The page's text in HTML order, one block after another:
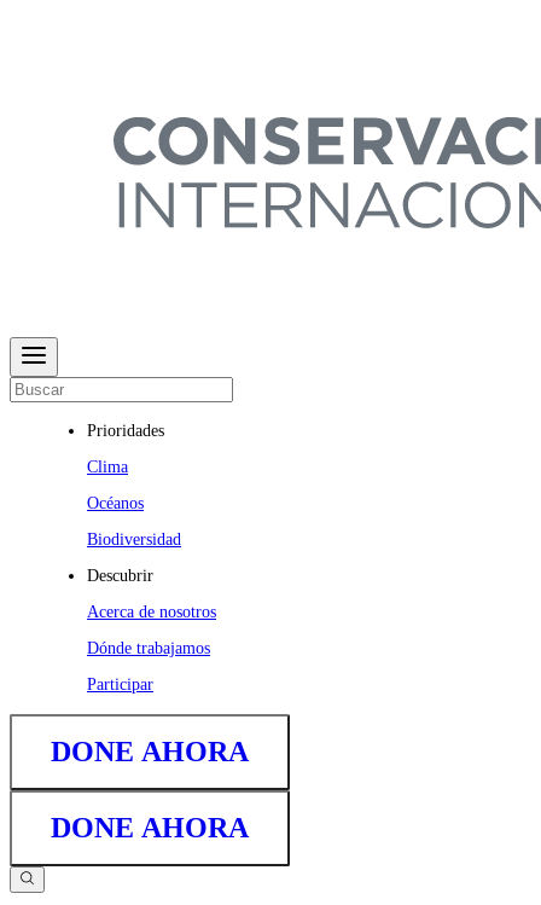
Prioridades
Clima
Océanos
Biodiversidad
Descubrir
Acerca de nosotros
Dónde trabajamos
Participar
DONE AHORA
DONE AHORA